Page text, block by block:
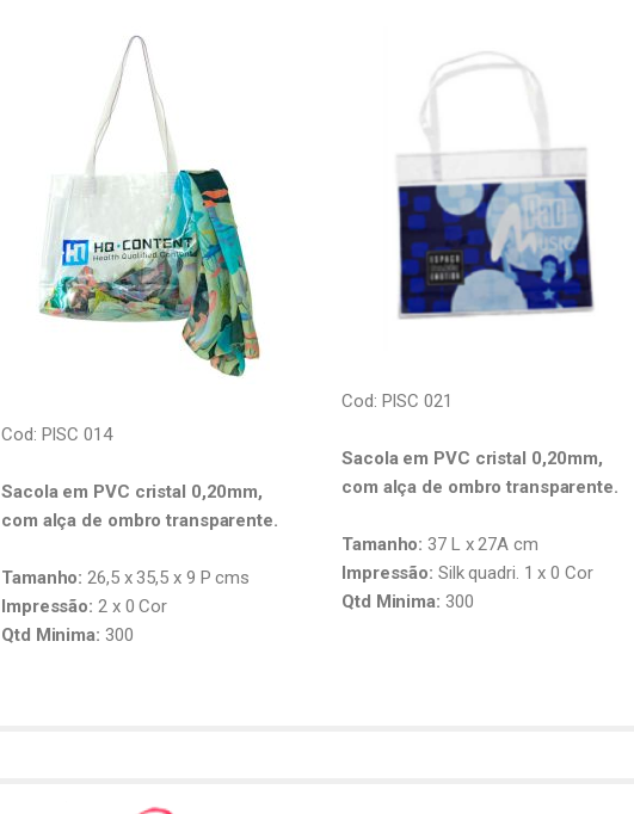
Cod: PISC 014
Sacola em PVC cristal 0,20mm,
com alça de ombro transparente.
Tamanho: 26,5 x 35,5 x 9 P cms
Impressão: 2 x 0 Cor
Qtd Minima: 300
Cod: PISC 021
Sacola em PVC cristal 0,20mm,
com alça de ombro transparente.
Tamanho: 37 L x 27A cm
Impressão: Silk quadri. 1 x 0 Cor
Qtd Minima: 300